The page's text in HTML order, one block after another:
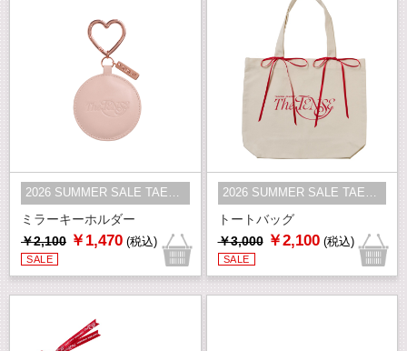
ミラーキーホルダー
2026 SUMMER SALE TAEYEON
￥2,100 ￥1,470 (税込)
SALE
トートバッグ
2026 SUMMER SALE TAEYEON
￥3,000 ￥2,100 (税込)
SALE